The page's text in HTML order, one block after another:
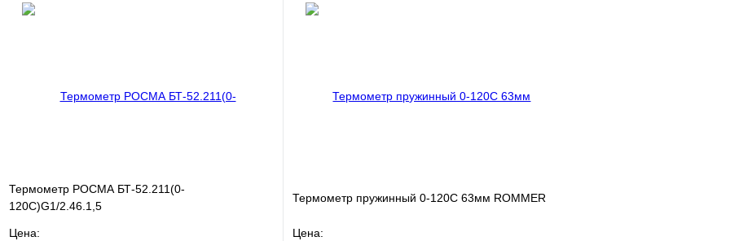
В избранное В избранное
Термометр РОСМА БТ-52.211(0-
120С)G1/2.46.1,5
Цена:
Термометр пружинный 0-120С 63мм ROMMER
Цена: